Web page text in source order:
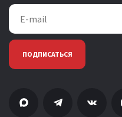
ПОДПИСАТЬСЯ